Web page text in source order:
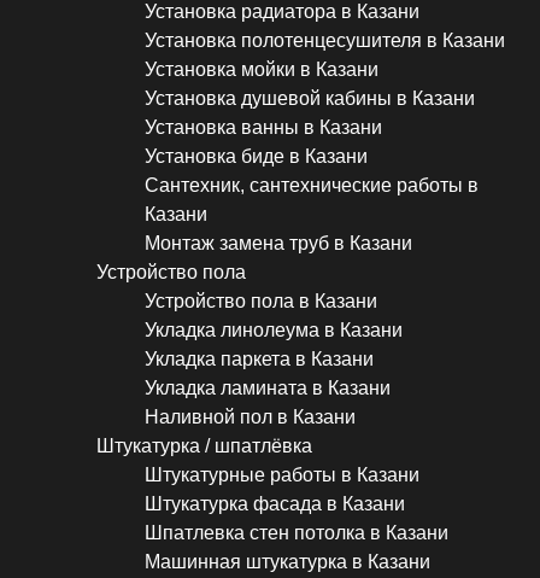
Установка радиатора в Казани
Установка полотенцесушителя в Казани
Установка мойки в Казани
Установка душевой кабины в Казани
Установка ванны в Казани
Установка биде в Казани
Сантехник, сантехнические работы в
Казани
Монтаж замена труб в Казани
Устройство пола
Устройство пола в Казани
Укладка линолеума в Казани
Укладка паркета в Казани
Укладка ламината в Казани
Наливной пол в Казани
Штукатурка / шпатлёвка
Штукатурные работы в Казани
Штукатурка фасада в Казани
Шпатлевка стен потолка в Казани
Машинная штукатурка в Казани